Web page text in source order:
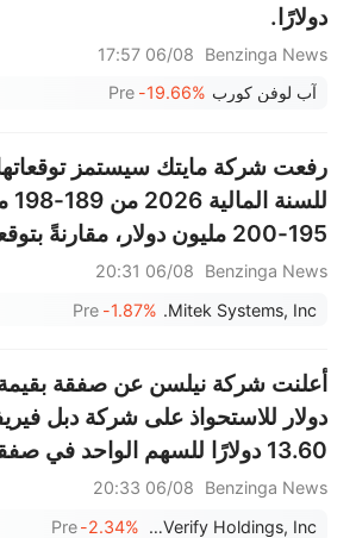
دولارًا.
Benzinga News
06/08 17:57
آب لوفن كورب -19.66%
Pre
رفعت شركة مايتك سيستمز
195-200 مليون دولار، مقارنةً
194.475 مليون دولار.
Benzinga News
06/08 20:31
Mitek Systems, Inc.
-1.87%
Pre
دولار للاستحواذ على شركة دبل
13.60 دولارًا للسهم الواحد في صفقة نقدية بالكامل
Benzinga News
06/08 20:33
DoubleVerify Holdings, Inc.
-2.34%
Pre